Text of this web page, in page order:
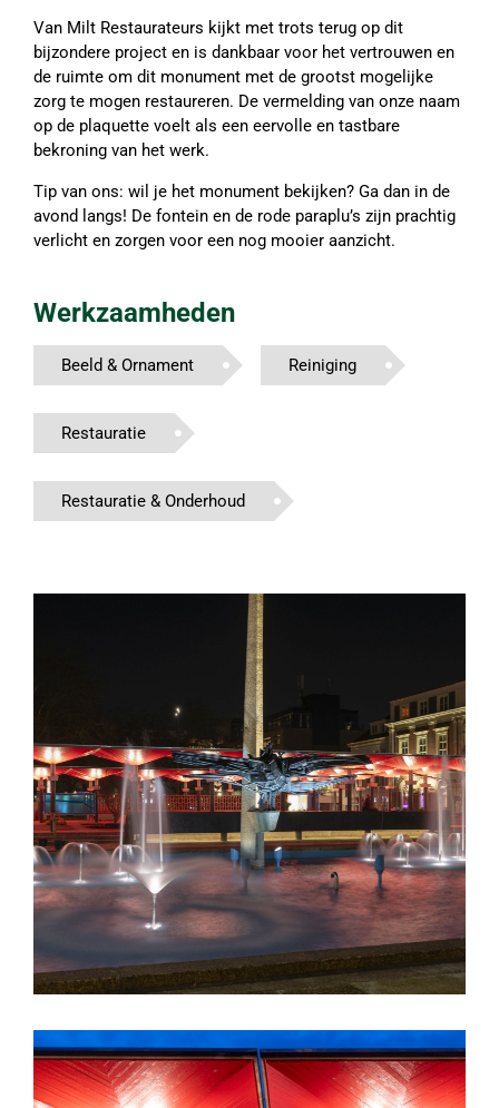
Van Milt Restaurateurs kijkt met trots terug op dit
bijzondere project en is dankbaar voor het vertrouwen en
de ruimte om dit monument met de grootst mogelijke
zorg te mogen restaureren. De vermelding van onze naam
op de plaquette voelt als een eervolle en tastbare
bekroning van het werk.
Tip van ons: wil je het monument bekijken? Ga dan in de
avond langs! De fontein en de rode paraplu’s zijn prachtig
verlicht en zorgen voor een nog mooier aanzicht.
Werkzaamheden
Beeld & Ornament Reiniging
Restauratie
Restauratie & Onderhoud